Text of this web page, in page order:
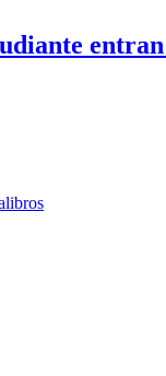
libros